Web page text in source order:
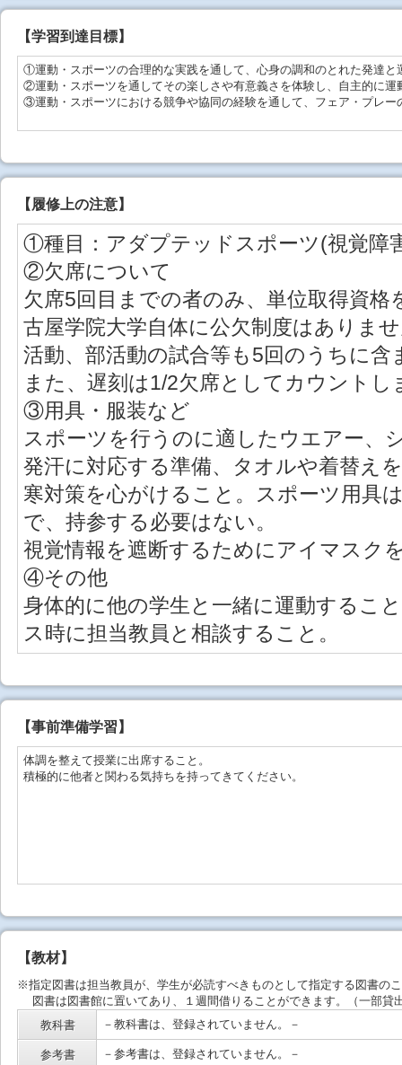
【学習到達目標】
①運動・スポーツの合理的な実践を通して、心身の調和のとれた発達と
②運動・スポーツを通してその楽しさや有意義さを体験し、自主的に運
③運動・スポーツにおける競争や協同の経験を通して、フェア・プレー
【 履修上の注意】
①種目：アダプテッドスポーツ(視覚障
②欠席について
欠席5回目までの者のみ、単位取得資
古屋学院大学自体に公欠制度はありま
活動、部活動の試合等も5回のうちに含
また、遅刻は1/2欠席としてカウントし
③用具・服装など
スポーツを行うのに適したウエアー、
発汗に対応する準備、タオルや着替え
寒対策を心がけること。スポーツ用具
で、持参する必要はない。
視覚情報を遮断するためにアイマスク
④その他
身体的に他の学生と一緒に運動するこ
ス時に担当教員と相談すること。
【事前準備学習】
体調を整えて授業に出席すること。
積極的に他者と関わる気持ちを持ってきてください。
【教材】
※指定図書は担当教員が、学生が必読すべきものとして指定する図書の
図書は図書館に置いてあり、１週間借りることができます。（一部貸
教科書
－教科書は、登録されていません。－
参考書 －参考書は、登録されていません。－